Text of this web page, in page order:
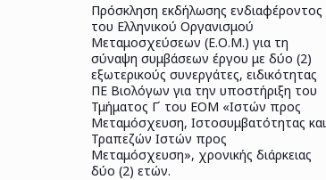
Πρόσκληση εκδήλωσης ενδιαφέροντος
του Ελληνικού Οργανισμού
Μεταμοσχεύσεων (Ε.Ο.Μ.) για τη
σύναψη συμβάσεων έργου με δύο (2)
εξωτερικούς συνεργάτες, ειδικότητας
ΠΕ Βιολόγων για την υποστήριξη του
Τμήματος Γ΄ του ΕΟΜ «Ιστών προς
Μεταμόσχευση, Ιστοσυμβατότητας και
Τραπεζών Ιστών προς
Μεταμόσχευση», χρονικής διάρκειας
δύο (2) ετών.